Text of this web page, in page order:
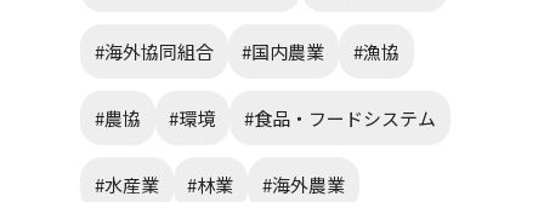
#海外協同組合 #国内農業 #漁協
#農協 #環境 #食品・フードシステム
#水産業 #林業 #海外農業